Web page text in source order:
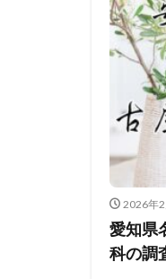
2026年
愛知県
科の調